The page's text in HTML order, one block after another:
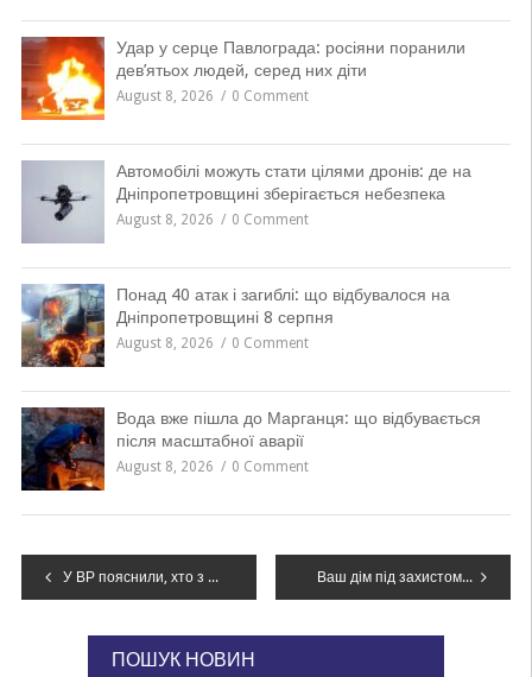
Удар у серце Павлограда: росіяни поранили
дев’ятьох людей, серед них діти
August 8, 2026 0 Comment
Автомобілі можуть стати цілями дронів: де на
Дніпропетровщині зберігається небезпека
August 8, 2026 0 Comment
Понад 40 атак і загиблі: що відбувалося на
Дніпропетровщині 8 серпня
August 8, 2026 0 Comment
Вода вже пішла до Марганця: що відбувається
після масштабної аварії
August 8, 2026 0 Comment
Навігація
У ВР пояснили, хто з чоловіків 60+ може приєднатися до ЗСУ в першу чергу Ваш дім під захистом: обираємо рослини-обереги для міцного родинного вогнища
ПОШУК НОВИН